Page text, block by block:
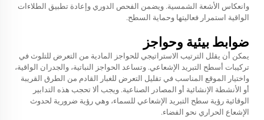
وانعكاس الأشعة الشمسية. ويضمن الفحص الدوري وإعادة تطبيق الطلاءات
الواقية استمرار فعاليتها وحماية السطح.
ضوابط بيئية وحواجز
يمكن أن يقلل الترتيب الاستراتيجي للحواجز المادية من التعرض للتلوث في
تركيبات أسطح التبريد الإشعاعي. وتساعد الحواجز النباتية، والجدران الواقية،
واختيار الموقع المناسب في تقليل التعرض للغبار القادم من الطرق القريبة
أو الأنشطة الإنشائية أو المصادر الصناعية. ويجب ألا تحجب هذه التدابير
الوقائية رؤية سطح التبريد الإشعاعي للسماء، وهي رؤية ضرورية لحدوث
الإشعاع الحراري نحو الفضاء.